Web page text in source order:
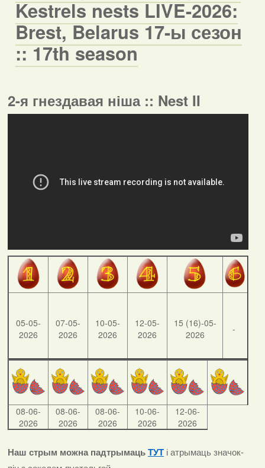
Kestrels nests LIVE-2026:
Brest, Belarus 17-ы сезон
:: 17th season
2-я гнездавая ніша :: Nest II
05-05-
2026
07-05-
2026
10-05-
2026
12-05-
2026
15 (16)-05-
2026
-
08-06-
2026
08-06-
2026
08-06-
2026
10-06-
2026
12-06-
2026
Наш стрым можна падтрымаць ТУТ і атрымаць значок-